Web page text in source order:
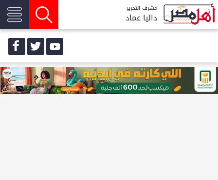
مشرف التحرير
داليا عماد